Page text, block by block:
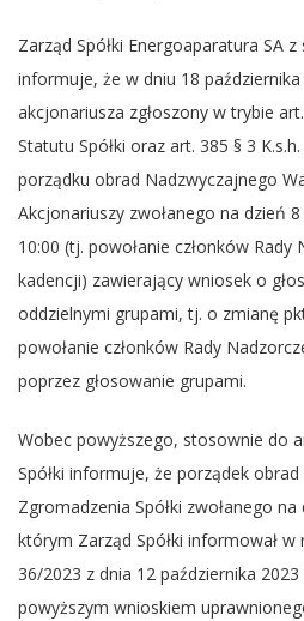
Zarząd Spółki Energoaparatura SA
informuje, że w dniu 18 października
akcjonariusza zgłoszony w trybie
Statutu Spółki oraz art. 385 § 3
porządku obrad Nadzwyczajnego
Akcjonariuszy zwołanego na dzień
10:00 (tj. powołanie członków Rady
kadencji) zawierający wniosek o
oddzielnymi grupami, tj. o zmianę
powołanie członków Rady
poprzez głosowanie grupami.
Wobec powyższego, stosownie do
Spółki informuje, że porządek
Zgromadzenia Spółki zwołanego
którym Zarząd Spółki informował
36/2023 z dnia 12 października
powyższym wnioskiem